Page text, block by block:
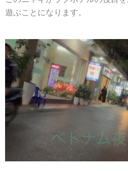
遊ぶことになります。